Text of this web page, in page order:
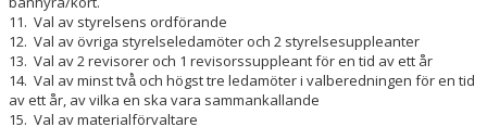
11. Val av styrelsens ordförande
12. Val av övriga styrelseledamöter och 2 styrelsesuppleanter
13. Val av 2 revisorer och 1 revisorssuppleant för en tid av ett år
14. Val av minst två̊ och högst tre ledamöter i valberedningen för en tid
av ett år, av vilka en ska vara sammankallande
15. Val av materialförvaltare